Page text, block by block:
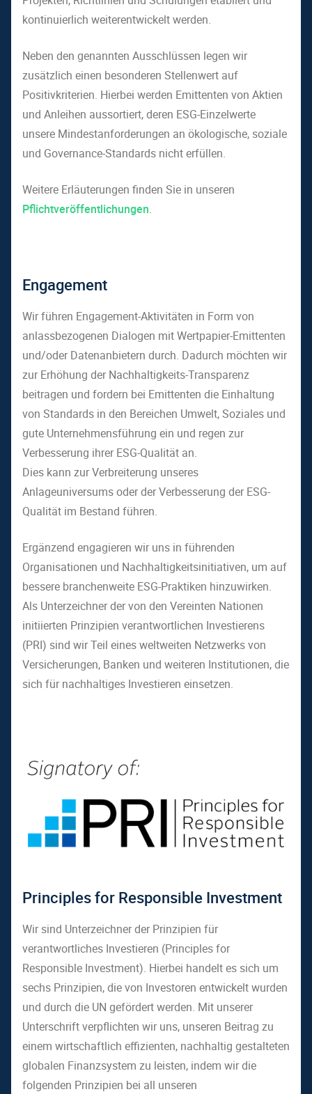
kontinuierlich weiterentwickelt werden.
Neben den genannten Ausschlüssen legen wir
zusätzlich einen besonderen Stellenwert auf
Positivkriterien. Hierbei werden Emittenten von Aktien
und Anleihen aussortiert, deren ESG-Einzelwerte
unsere Mindestanforderungen an ökologische, soziale
und Governance-Standards nicht erfüllen.
Weitere Erläuterungen finden Sie in unseren
Pflichtveröffentlichungen.
Engagement
Wir führen Engagement-Aktivitäten in Form von
anlassbezogenen Dialogen mit Wertpapier-Emittenten
und/oder Datenanbietern durch. Dadurch möchten wir
zur Erhöhung der Nachhaltigkeits-Transparenz
beitragen und fordern bei Emittenten die Einhaltung
von Standards in den Bereichen Umwelt, Soziales und
gute Unternehmensführung ein und regen zur
Verbesserung ihrer ESG-Qualität an.
Dies kann zur Verbreiterung unseres
Anlageuniversums oder der Verbesserung der ESG-
Qualität im Bestand führen.
Ergänzend engagieren wir uns in führenden
Organisationen und Nachhaltigkeitsinitiativen, um auf
bessere branchenweite ESG-Praktiken hinzuwirken.
Als Unterzeichner der von den Vereinten Nationen
initiierten Prinzipien verantwortlichen Investierens
(PRI) sind wir Teil eines weltweiten Netzwerks von
Versicherungen, Banken und weiteren Institutionen, die
sich für nachhaltiges Investieren einsetzen.
Principles for Responsible Investment
Wir sind Unterzeichner der Prinzipien für
verantwortliches Investieren (Principles for
Responsible Investment). Hierbei handelt es sich um
sechs Prinzipien, die von Investoren entwickelt wurden
und durch die UN gefördert werden. Mit unserer
Unterschrift verpflichten wir uns, unseren Beitrag zu
einem wirtschaftlich effizienten, nachhaltig gestalteten
globalen Finanzsystem zu leisten, indem wir die
folgenden Prinzipien bei all unseren